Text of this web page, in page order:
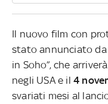
Il nuovo film con
stato annunciato
in Soho”, che
negli USA e il 4
svariati mesi al